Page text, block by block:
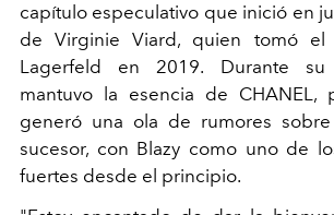
capítulo especulativo que inició en
de Virginie Viard, quien tomó el
Lagerfeld en 2019. Durante su
mantuvo la esencia de CHANEL,
generó una ola de rumores
sucesor, con Blazy como uno de
fuertes desde el principio.